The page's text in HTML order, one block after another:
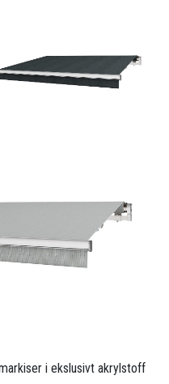
i ekslusivt akrylstoff